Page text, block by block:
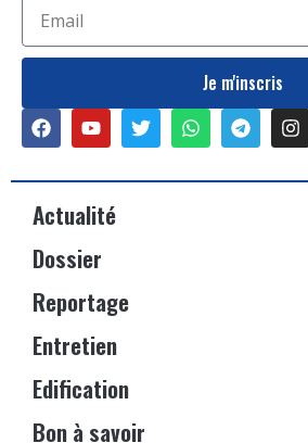
Je m'inscris
Actualité
Dossier
Reportage
Entretien
Edification
Bon à savoir